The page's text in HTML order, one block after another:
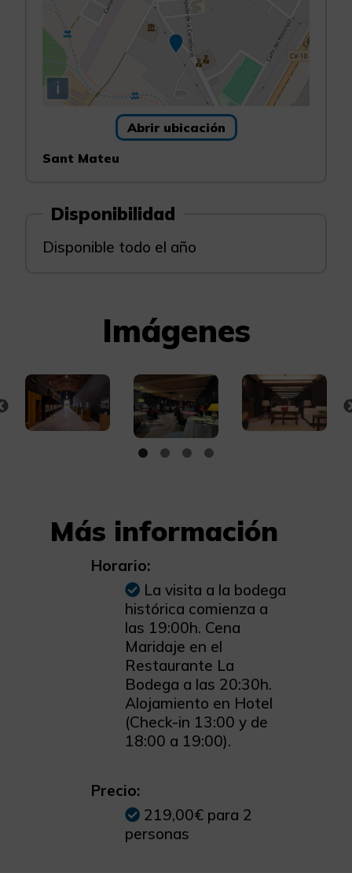
i
Abrir ubicación
Sant Mateu
Disponibilidad
Disponible todo el año
Imágenes
Más información
Horario:
La visita a la bodega
histórica comienza a
las 19:00h. Cena
Maridaje en el
Restaurante La
Bodega a las 20:30h.
Alojamiento en Hotel
(Check-in 13:00 y de
18:00 a 19:00).
Precio:
219,00€ para 2
personas